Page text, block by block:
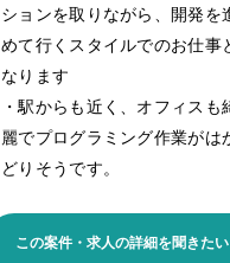
ションを取りながら、開発を
めて行くスタイルでのお仕事
なります
・駅からも近く、オフィスも
麗でプログラミング作業がは
どりそうです。
この案件・求人の詳細を聞きたい